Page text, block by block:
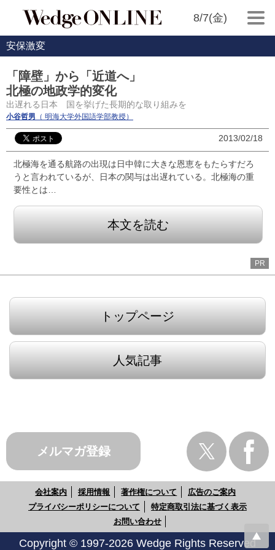
8/7(金)
安保激変
「障壁」から「近道へ」
北極の地政学的変化
出遅れる日本 国を挙げた長期的な取り組みを
小谷哲男 （ 明海大学外国語学部教授）
2013/02/18
北極海を通る航路の出現は日中韓に大きな恩恵をもたらすだろ
うと言われているが、日本の関与は出遅れている。北極海の重
要性とは…
本文を読む
PR
トップページ
人気記事
メルマガ登録
会社案内 採用情報 著作権について
広告のご案内
プライバシーポリシーについて
特定商取引法に基づく表示
お問い合わせ
Copyright © 1997-2026 Wedge Rights Reserved